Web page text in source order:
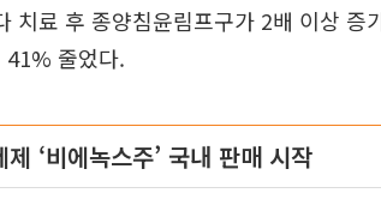
치료 후 종양침윤림프구가 2배 이상 증
41% 줄었다.
‘비에녹스주’ 국내 판매 시작